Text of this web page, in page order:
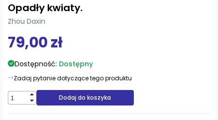
Opadły kwiaty.
Zhou Daxin
79,00 zł
Dostępność: Dostępny
Zadaj pytanie dotyczące tego produktu
Dodaj do koszyka